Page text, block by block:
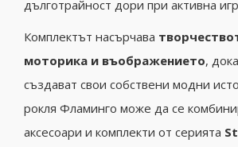
дълготрайност дори при активна
Комплектът насърчава
моторика и въображението,
създават свои собствени модни
рокля Фламинго може да се
аксесоари и комплекти от серията